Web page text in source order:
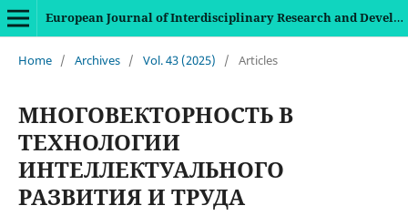
European Journal of Interdisciplinary Research and Development
Home / Archives / Vol. 43 (2025) / Articles
МНОГОВЕКТОРНОСТЬ В
ТЕХНОЛОГИИ
ИНТЕЛЛЕКТУАЛЬНОГО
РАЗВИТИЯ И ТРУДА